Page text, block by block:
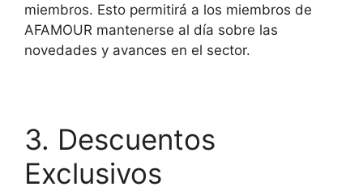
miembros. Esto permitirá a los miembros de
AFAMOUR mantenerse al día sobre las
novedades y avances en el sector.
3. Descuentos
Exclusivos